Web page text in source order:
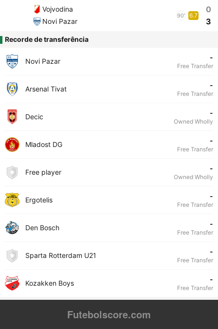
Vojvodina
Novi Pazar
90' 6.7
0
3
Recorde de transferência
Novi Pazar -
Free Transfer
Arsenal Tivat -
Free Transfer
Decic -
Owned Wholly
Mladost DG -
Free Transfer
Free player -
Owned Wholly
Ergotelis -
Free Transfer
Den Bosch -
Free Transfer
Sparta Rotterdam U21 -
Free Transfer
Kozakken Boys -
Free Transfer
Futebolscore.com